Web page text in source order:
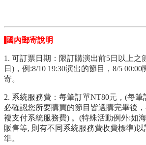
國內郵寄說明
1. 可訂票日期：限訂購演出前5日以上之
日)，例:8/10 19:30演出的節目，8/5
寄。
2. 系統服務費：每筆訂單NT80元，(每
必確認您所要購買的節目皆選購完畢後
複支付系統服務費) 。(特殊活動例外:如
販售等, 則有不同系統服務費收費標準)
準。